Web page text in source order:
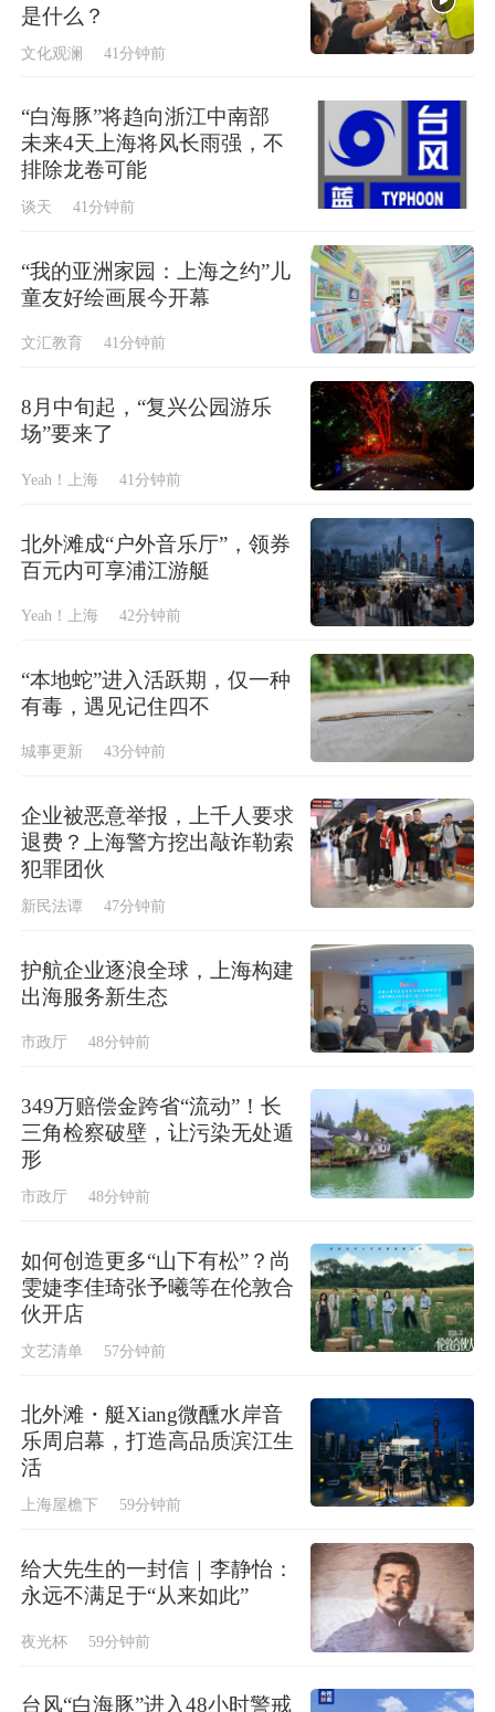
是什么？
文化观澜 41分钟前
“白海豚”将趋向浙江中南部
未来4天上海将风长雨强，不
排除龙卷可能
谈天 41分钟前
“我的亚洲家园：上海之约”儿
童友好绘画展今开幕
文汇教育 41分钟前
8月中旬起，“复兴公园游乐
场”要来了
Yeah！上海 41分钟前
北外滩成“户外音乐厅”，领券
百元内可享浦江游艇
Yeah！上海 42分钟前
“本地蛇”进入活跃期，仅一种
有毒，遇见记住四不
城事更新 43分钟前
企业被恶意举报，上千人要求
退费？上海警方挖出敲诈勒索
犯罪团伙
新民法谭 47分钟前
护航企业逐浪全球，上海构建
出海服务新生态
市政厅 48分钟前
349万赔偿金跨省“流动”！长
三角检察破壁，让污染无处遁
形
市政厅 48分钟前
如何创造更多“山下有松”？尚
雯婕李佳琦张予曦等在伦敦合
伙开店
文艺清单 57分钟前
北外滩・艇Xiang微醺水岸音
乐周启幕，打造高品质滨江生
活
上海屋檐下 59分钟前
给大先生的一封信｜李静怡：
永远不满足于“从来如此”
夜光杯 59分钟前
台风“白海豚”进入48小时警戒